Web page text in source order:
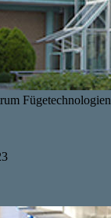
Fügetechnologien